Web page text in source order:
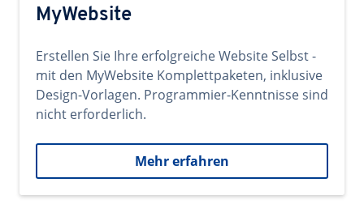
MyWebsite
Erstellen Sie Ihre erfolgreiche Website Selbst -
mit den MyWebsite Komplettpaketen, inklusive
Design-Vorlagen. Programmier-Kenntnisse sind
nicht erforderlich.
Mehr erfahren